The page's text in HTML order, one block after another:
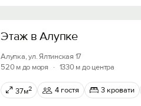
Этаж в Алупке
Алупка, ул. Ялтинская 17
520 м до моря
· 1330 м до центра
37м2 4 гостя 3 кровати